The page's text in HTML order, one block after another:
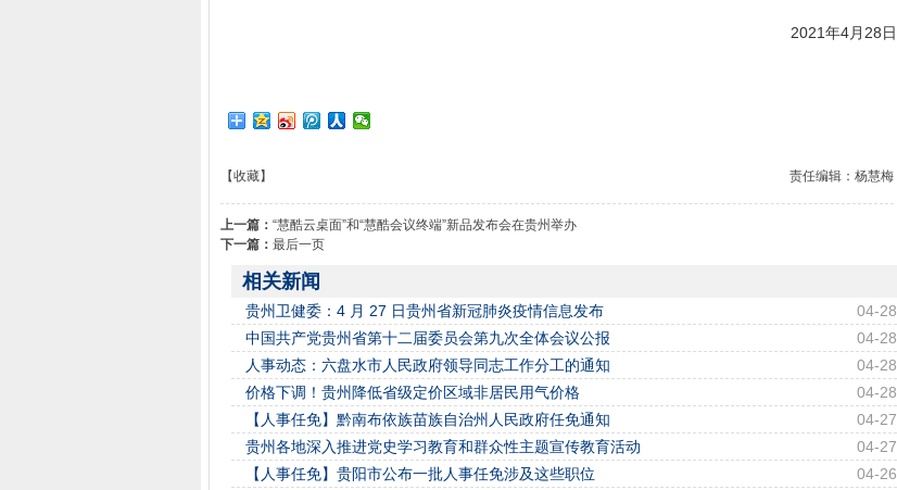
2021年4月28日
责任编辑：杨慧梅
【收藏】
上一篇： “慧酷云桌面”和“慧酷会议终端”新品发布会在贵州举办
下一篇： 最后一页
相关新闻
04-28
贵州卫健委：4 月 27 日贵州省新冠肺炎疫情信息发布
04-28
中国共产党贵州省第十二届委员会第九次全体会议公报
04-28
人事动态：六盘水市人民政府领导同志工作分工的通知
04-28
价格下调！贵州降低省级定价区域非居民用气价格
04-27
【人事任免】黔南布依族苗族自治州人民政府任免通知
04-27
贵州各地深入推进党史学习教育和群众性主题宣传教育活动
04-26
【人事任免】贵阳市公布一批人事任免涉及这些职位